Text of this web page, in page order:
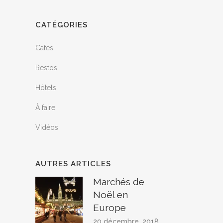
CATÉGORIES
Cafés
Restos
Hôtels
À faire
Vidéos
AUTRES ARTICLES
Marchés de
Noël en
Europe